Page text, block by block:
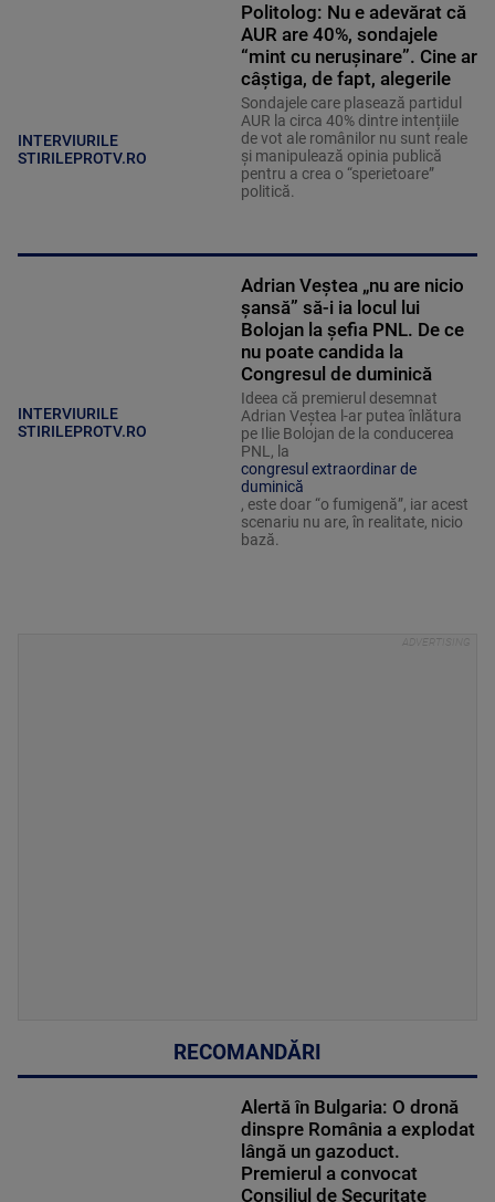
INTERVIURILE
STIRILEPROTV.RO
Politolog: Nu e adevărat că
AUR are 40%, sondajele
“mint cu nerușinare”. Cine ar
câștiga, de fapt, alegerile
Sondajele care plasează partidul
AUR la circa 40% dintre intențiile
de vot ale românilor nu sunt reale
și manipulează opinia publică
pentru a crea o “sperietoare”
politică.
INTERVIURILE
STIRILEPROTV.RO
Adrian Veștea „nu are nicio
șansă” să-i ia locul lui
Bolojan la șefia PNL. De ce
nu poate candida la
Congresul de duminică
Ideea că premierul desemnat
Adrian Veștea l-ar putea înlătura
pe Ilie Bolojan de la conducerea
PNL, la
congresul extraordinar de
duminică
, este doar “o fumigenă”, iar acest
scenariu nu are, în realitate, nicio
bază.
RECOMANDĂRI
Alertă în Bulgaria: O dronă
dinspre România a explodat
lângă un gazoduct.
Premierul a convocat
Consiliul de Securitate